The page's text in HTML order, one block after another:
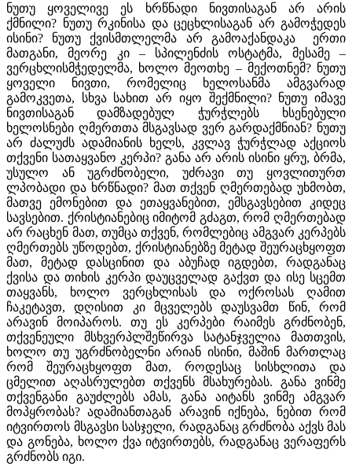
ნუთუ ყოველივე ეს ხრწნადი ნივთისაგან არ არის
ქმნილი? ნუთუ რკინისა და ცეცხლისაგან არ გამოჭედეს
ისინი? ნუთუ ქვისმთლელმა არ გამოაქანდაკა ერთი
მათგანი, მეორე კი – სპილენძის ოსტატმა, მესამე –
ვერცხლისმჭედელმა, ხოლო მეოთხე – მექოთნემ? ნუთუ
ყოველი ნივთი, რომელიც ხელოსანმა ამგვარად
გამოკვეთა, სხვა სახით არ იყო შექმნილი? ნუთუ იმავე
ნივთისაგან დამზადებულ ჭურჭლებს ხსენებული
ხელოსნები ღმერთთა მსგავსად ვერ გარდაქმნიან? ნუთუ
არ ძალუძს ადამიანის ხელს, კვლავ ჭურჭლად აქციოს
თქვენი სათაყვანო კერპი? განა არ არის ისინი ყრუ, ბრმა,
უსულო ან უგრძნობელი, უძრავი თუ ყოვლითურთ
ლპობადი და ხრწნადი? მათ თქვენ ღმერთებად უხმობთ,
მათვე ემონებით და ეთაყვანებით, ემსგავსებით კიდეც
სავსებით. ქრისტიანებიც იმიტომ გძაგთ, რომ ღმერთებად
არ რაცხენ მათ, თუმცა თქვენ, რომლებიც ამგვარ კერპებს
ღმერთებს უწოდებთ, ქრისტიანებზე მეტად შეურაცხყოფთ
მათ, მეტად დასცინით და აბუჩად იგდებთ, რადგანაც
ქვისა და თიხის კერპი დაუცველად გაქვთ და ისე სცემთ
თაყვანს, ხოლო ვერცხლისას და ოქროსას ღამით
ჩაკეტავთ, დღისით კი მცველებს დაუსვამთ წინ, რომ
არავინ მოიპაროს. თუ ეს კერპები რაიმეს გრძნობენ,
თქვენეული მსხვერპლშეწირვა სატანჯველია მათთვის,
ხოლო თუ უგრძნობელნი არიან ისინი, მაშინ მართლაც
რომ შეურაცხყოფთ მათ, როდესაც სისხლითა და
ცმელით აღასრულებთ თქვენს მსახურებას. განა ვინმე
თქვენგანი გაუძლებს ამას, განა აიტანს ვინმე ამგვარ
მოპყრობას? ადამიანთაგან არავინ იქნება, ნებით რომ
იტვირთოს მსგავსი სასჯელი, რადგანაც გრძნობა აქვს მას
და გონება, ხოლო ქვა იტვირთებს, რადგანაც ვერაფერს
გრძნობს იგი.